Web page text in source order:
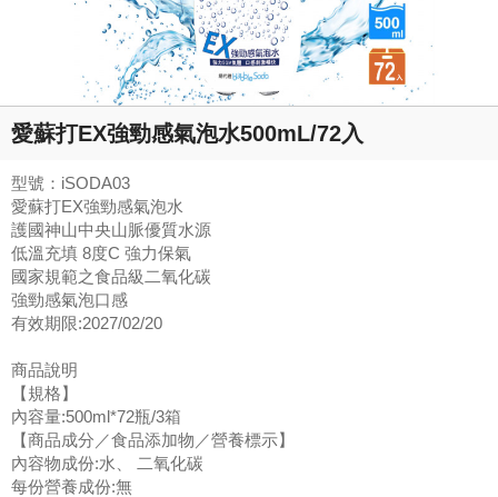
愛蘇打EX強勁感氣泡水500mL/72入
型號：iSODA03
愛蘇打EX強勁感氣泡水
護國神山中央山脈優質水源
低溫充填 8度C 強力保氣
國家規範之食品級二氧化碳
強勁感氣泡口感
有效期限:2027/02/20
商品說明
【規格】
內容量:500ml*72瓶/3箱
【商品成分／食品添加物／營養標示】
內容物成份:水、 二氧化碳
每份營養成份:無